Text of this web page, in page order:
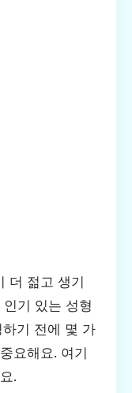
더 젊고 생기
기 있는 성형
기 전에 몇 가
요해요. 여기
.